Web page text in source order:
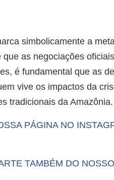
simbolicamente a
que as negociações
é fundamental que as
vive os impactos da
tradicionais da Amazônia.
PÁGINA NO
TAMBÉM DO